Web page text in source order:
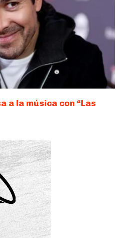
a la música con “Las